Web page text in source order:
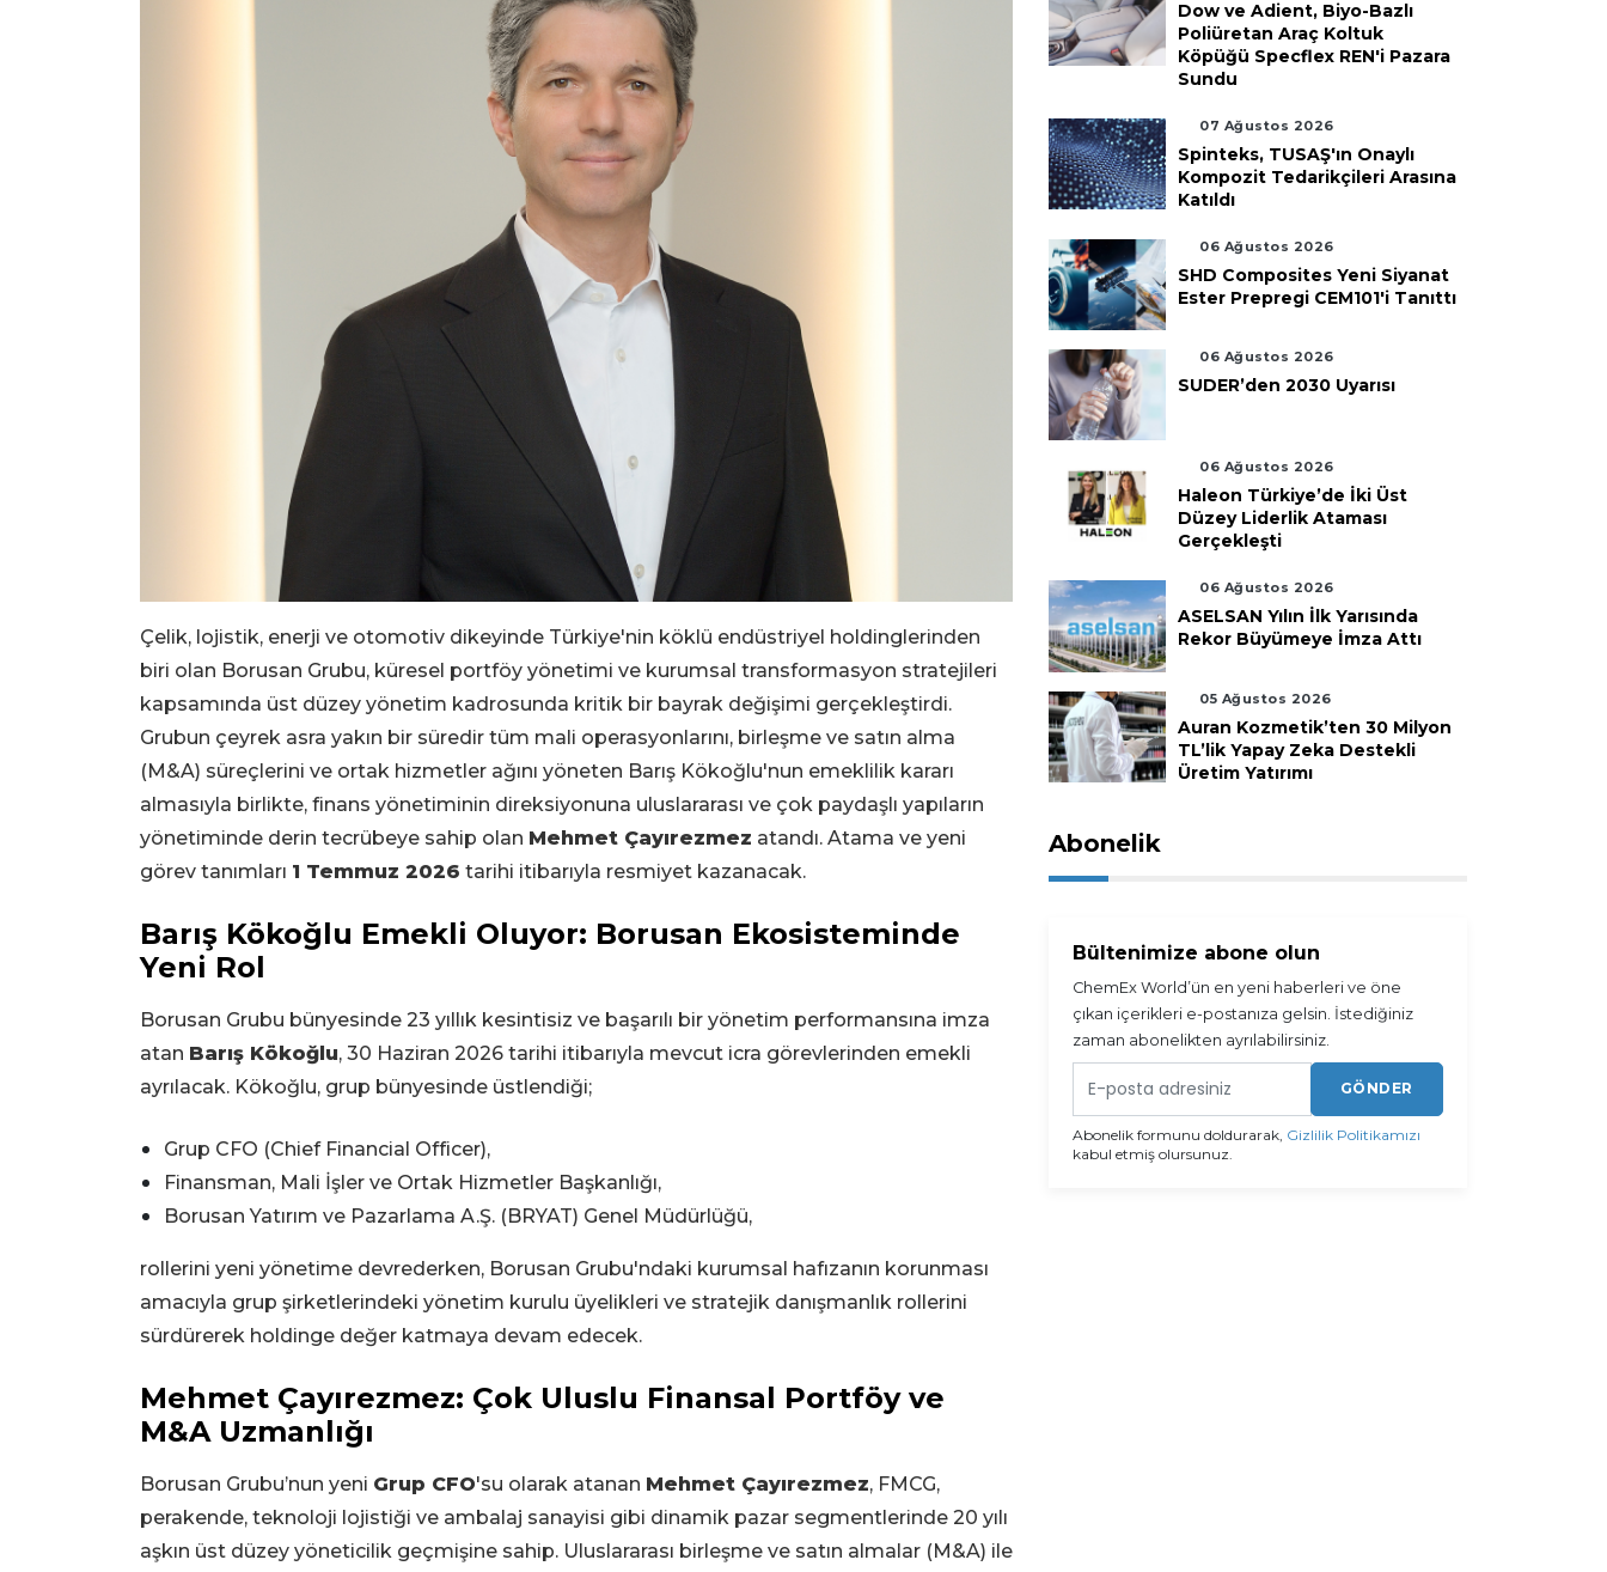
Çelik, lojistik, enerji ve otomotiv dikeyinde Türkiye'nin köklü endüstriyel holdinglerinden
biri olan Borusan Grubu, küresel portföy yönetimi ve kurumsal transformasyon stratejileri
kapsamında üst düzey yönetim kadrosunda kritik bir bayrak değişimi gerçekleştirdi.
Grubun çeyrek asra yakın bir süredir tüm mali operasyonlarını, birleşme ve satın alma
(M&A) süreçlerini ve ortak hizmetler ağını yöneten Barış Kökoğlu'nun emeklilik kararı
almasıyla birlikte, finans yönetiminin direksiyonuna uluslararası ve çok paydaşlı yapıların
yönetiminde derin tecrübeye sahip olan Mehmet Çayırezmez atandı. Atama ve yeni
görev tanımları 1 Temmuz 2026 tarihi itibarıyla resmiyet kazanacak.
Barış Kökoğlu Emekli Oluyor: Borusan Ekosisteminde
Yeni Rol
Borusan Grubu bünyesinde 23 yıllık kesintisiz ve başarılı bir yönetim performansına imza
atan Barış Kökoğlu, 30 Haziran 2026 tarihi itibarıyla mevcut icra görevlerinden emekli
ayrılacak. Kökoğlu, grup bünyesinde üstlendiği;
Grup CFO (Chief Financial Officer),
Finansman, Mali İşler ve Ortak Hizmetler Başkanlığı,
Borusan Yatırım ve Pazarlama A.Ş. (BRYAT) Genel Müdürlüğü,
rollerini yeni yönetime devrederken, Borusan Grubu'ndaki kurumsal hafızanın korunması
amacıyla grup şirketlerindeki yönetim kurulu üyelikleri ve stratejik danışmanlık rollerini
sürdürerek holdinge değer katmaya devam edecek.
Mehmet Çayırezmez: Çok Uluslu Finansal Portföy ve
M&A Uzmanlığı
Borusan Grubu’nun yeni Grup CFO'su olarak atanan Mehmet Çayırezmez, FMCG,
perakende, teknoloji lojistiği ve ambalaj sanayisi gibi dinamik pazar segmentlerinde 20 yılı
aşkın üst düzey yöneticilik geçmişine sahip. Uluslararası birleşme ve satın almalar (M&A) ile
Dow ve Adient, Biyo-Bazlı
Poliüretan Araç Koltuk
Köpüğü Specflex REN'i Pazara
Sundu
07 Ağustos 2026
Spinteks, TUSAŞ'ın Onaylı
Kompozit Tedarikçileri Arasına
Katıldı
06 Ağustos 2026
SHD Composites Yeni Siyanat
Ester Prepregi CEM101'i Tanıttı
06 Ağustos 2026
SUDER’den 2030 Uyarısı
06 Ağustos 2026
Haleon Türkiye’de İki Üst
Düzey Liderlik Ataması
Gerçekleşti
06 Ağustos 2026
ASELSAN Yılın İlk Yarısında
Rekor Büyümeye İmza Attı
05 Ağustos 2026
Auran Kozmetik’ten 30 Milyon
TL’lik Yapay Zeka Destekli
Üretim Yatırımı
Abonelik
Bültenimize abone olun
ChemEx World’ün en yeni haberleri ve öne
çıkan içerikleri e-postanıza gelsin. İstediğiniz
zaman abonelikten ayrılabilirsiniz.
GÖNDER
Abonelik formunu doldurarak, Gizlilik Politikamızı
kabul etmiş olursunuz.